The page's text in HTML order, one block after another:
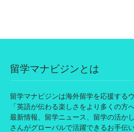
留学マナビジンとは
留学マナビジンは海外留学を応援する
「英語が伝わる楽しさをより多くの方
最新情報、留学ニュース、留学の活か
さんがグローバルで活躍できるお手伝